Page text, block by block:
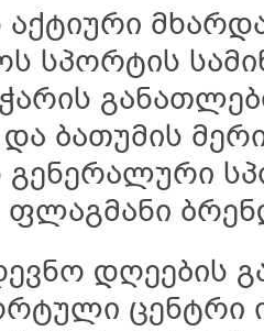
სპორტის
ბათუმის
ფლაგმანი
დღეების
ცენტრი